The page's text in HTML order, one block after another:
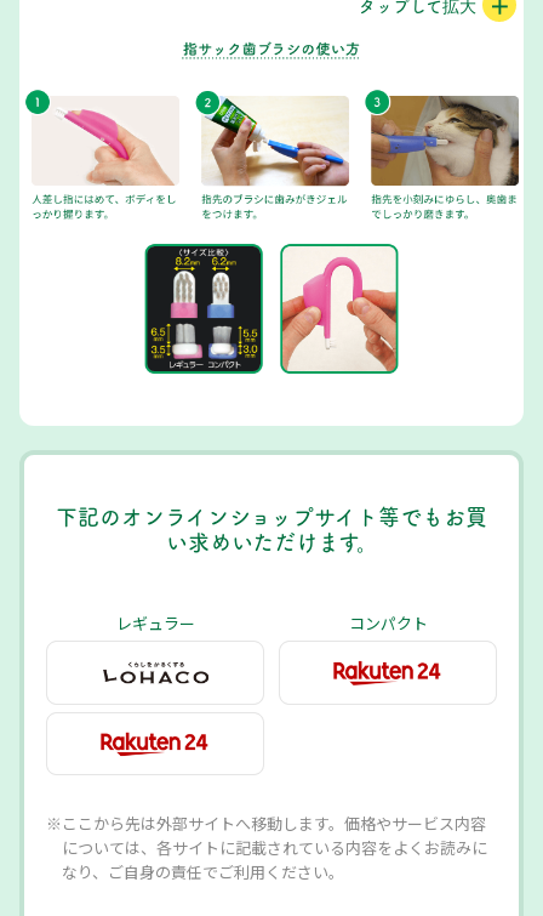
下記のオンラインショップサイト等でもお買
い求めいただけます。
レギュラー コンパクト
※ここから先は外部サイトへ移動します。価格やサービス内容
については、各サイトに記載されている内容をよくお読みに
なり、ご自身の責任でご利用ください。